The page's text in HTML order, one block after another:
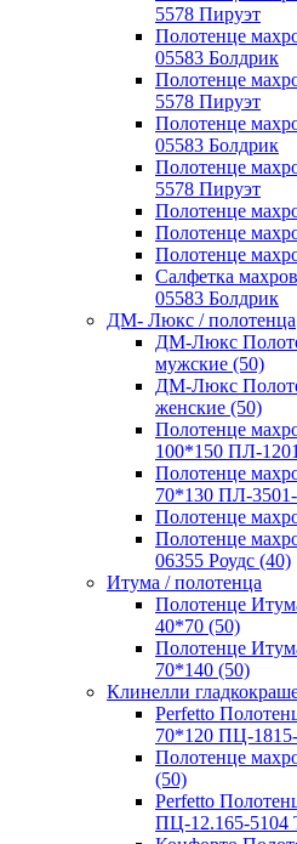
5578 Пируэт
Полотенце
05583 Болдрик
Полотенце
5578 Пируэт
Полотенце
05583 Болдрик
Полотенце
5578 Пируэт
Полотенце
Полотенце
Полотенце
Салфетка
05583 Болдрик
ДМ- Люкс / полотенца
ДМ-Люкс
мужские (50)
ДМ-Люкс
женские (50)
Полотенце
100*150 ПЛ-
Полотенце
70*130 ПЛ-
Полотенце
Полотенце
06355 Роудс (40)
Итума / полотенца
Полотенце
40*70 (50)
Полотенце
70*140 (50)
Клинелли
Perfetto
70*120 ПЦ-
Полотенце
(50)
Perfetto
ПЦ-12.165-5104